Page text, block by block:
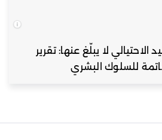
الاحتيالي لا يبلّغ عنها: تقرير